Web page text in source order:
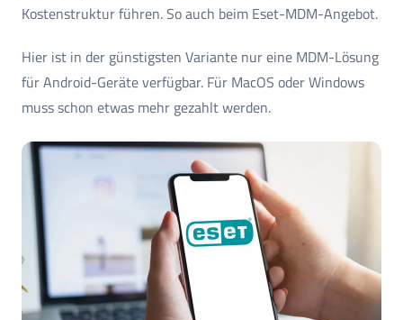
Kostenstruktur führen. So auch beim Eset-MDM-Angebot.
Hier ist in der günstigsten Variante nur eine MDM-Lösung
für Android-Geräte verfügbar. Für MacOS oder Windows
muss schon etwas mehr gezahlt werden.